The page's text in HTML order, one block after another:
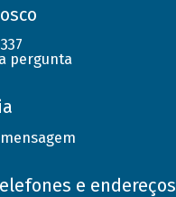
pergunta
e endereços